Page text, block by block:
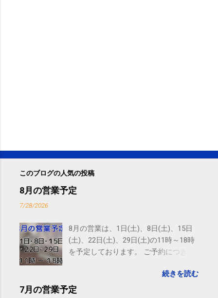
このブログの人気の投稿
8月の営業予定
7/28/2026
8月の営業は、1日(土)、8日(土)、15日
(土)、22日(土)、29日(土)の11時～18時
を予定しております。 ご予約につきま
す。 電話に出られないことがあります
ので、ご予約、お問い合わせは
続きを読む
7月の営業予定